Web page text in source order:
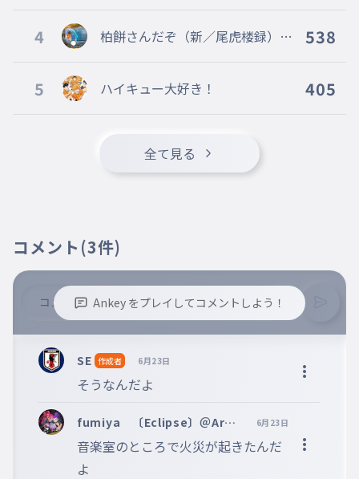
4
柏餅さんだぞ（新／尾虎楼録）（
538
5 ハイキュー大好き！ 405
全て見る
コメント (3件)
Ankey をプレイしてコメントしよう！
※コメントするには、ログインが必要です。
SE 作成者 6月23日
そうなんだよ
fumiya 〔Eclipse〕＠Arm
eid ＜Aim ahead＞ASAKK
Aサブ垢
6月23日
音楽室のところで火災が起きたんだ
よ